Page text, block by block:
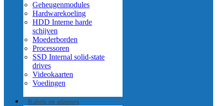
Geheugenmodules
Hardwarekoeling
HDD Interne harde
schijven
Moederborden
Processoren
SSD Internal solid-state
drives
Videokaarten
Voedingen
Kabels en adapters